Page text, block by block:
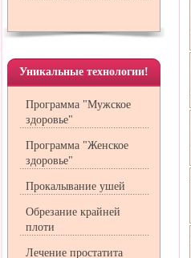
Уникальные технологии!
Программа "Мужское
здоровье"
Программа "Женское
здоровье"
Прокалывание ушей
Обрезание крайней
плоти
Лечение простатита